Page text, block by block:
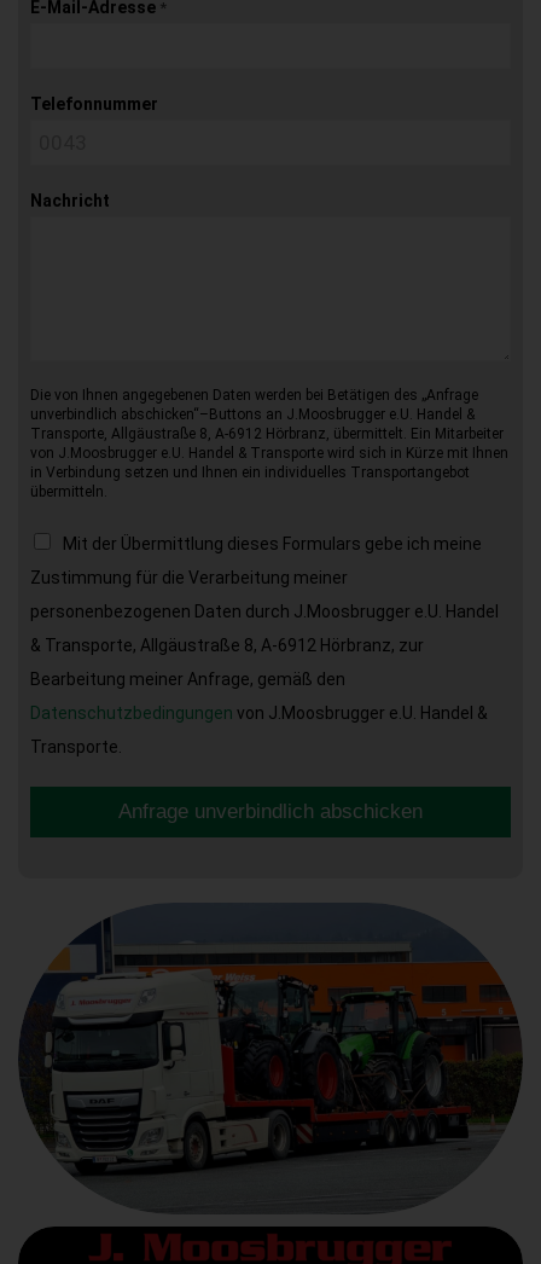
E-Mail-Adresse *
Telefonnummer
Nachricht
Die von Ihnen angegebenen Daten werden bei Betätigen des „Anfrage
unverbindlich abschicken“–Buttons an J.Moosbrugger e.U. Handel &
Transporte, Allgäustraße 8, A-6912 Hörbranz, übermittelt. Ein Mitarbeiter
von J.Moosbrugger e.U. Handel & Transporte wird sich in Kürze mit Ihnen
in Verbindung setzen und Ihnen ein individuelles Transportangebot
übermitteln.
Mit der Übermittlung dieses Formulars gebe ich meine
Zustimmung für die Verarbeitung meiner
personenbezogenen Daten durch J.Moosbrugger e.U. Handel
& Transporte, Allgäustraße 8, A-6912 Hörbranz, zur
Bearbeitung meiner Anfrage, gemäß den
Datenschutzbedingungen von J.Moosbrugger e.U. Handel &
Transporte.
Anfrage unverbindlich abschicken